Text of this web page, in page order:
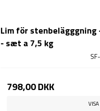
Lim för
- sæt a 7,5 kg
798,00 DKK